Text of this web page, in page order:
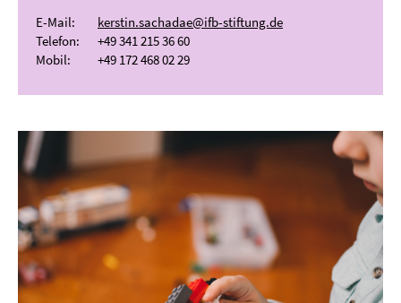
E-Mail:
kerstin.sachadae@ifb-stiftung.de
Telefon:
+49 341 215 36 60
Mobil:
+49 172 468 02 29